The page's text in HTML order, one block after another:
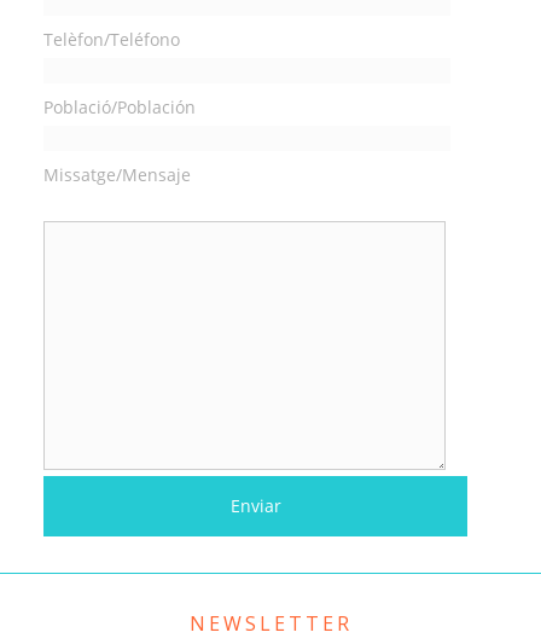
Telèfon/Teléfono
Població/Población
Missatge/Mensaje
NEWSLETTER